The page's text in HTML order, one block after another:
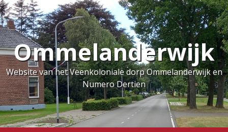
Ga
naar
de
inhoudOmmelanderwijk
Website van het Veenkoloniale dorp Ommelanderwijk en
Numero Dertien